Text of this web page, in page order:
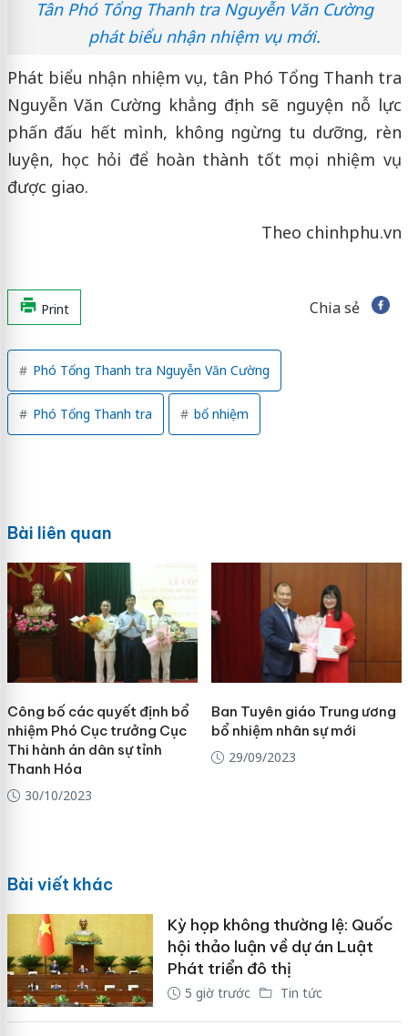
Tân Phó Tổng Thanh tra Nguyễn Văn Cường
phát biểu nhận nhiệm vụ mới.
Phát biểu nhận nhiệm vụ, tân Phó Tổng Thanh tra
Nguyễn Văn Cường khẳng định sẽ nguyện nỗ lực
phấn đấu hết mình, không ngừng tu dưỡng, rèn
luyện, học hỏi để hoàn thành tốt mọi nhiệm vụ
được giao.
Theo chinhphu.vn
Print Chia sẻ
Phó Tổng Thanh tra Nguyễn Văn Cường
Phó Tổng Thanh tra bổ nhiệm
Bài liên quan
Công bố các quyết định bổ
nhiệm Phó Cục trưởng Cục
Thi hành án dân sự tỉnh
Thanh Hóa
30/10/2023
Ban Tuyên giáo Trung ương
bổ nhiệm nhân sự mới
29/09/2023
Bài viết khác
Kỳ họp không thường lệ: Quốc
hội thảo luận về dự án Luật
Phát triển đô thị
5 giờ trước Tin tức